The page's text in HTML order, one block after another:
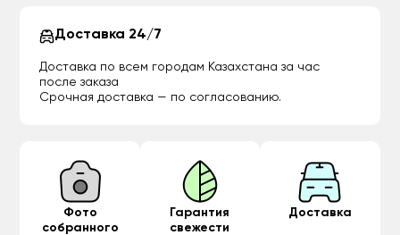
Доставка 24/7
Доставка по всем городам Казахстана за час
после заказа
Срочная доставка — по согласованию.
Фото
собранного
Гарантия
свежести
Доставка